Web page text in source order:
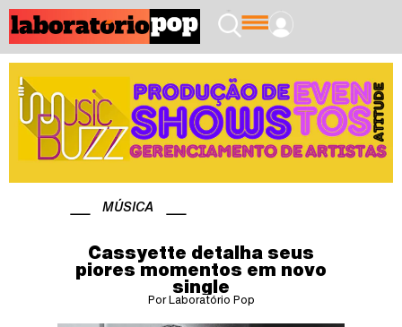
MÚSICA
Cassyette detalha seus
piores momentos em novo
single
Por Laboratório Pop